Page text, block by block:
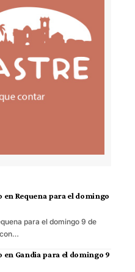
en Requena para el domingo
para el domingo 9 de
en Gandia para el domingo 9